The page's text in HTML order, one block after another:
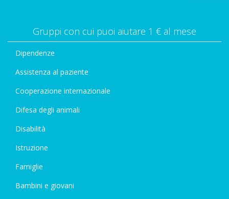
Gruppi con cui puoi aiutare 1 € al mese
Dipendenze
Assistenza al paziente
Cooperazione internazionale
Difesa degli animali
Disabilità
Istruzione
Famiglie
Bambini e giovani